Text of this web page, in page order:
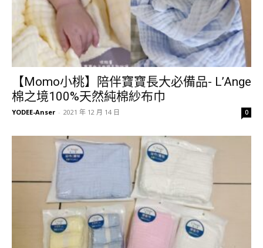
【Momo小桃】陪伴寶寶長大必備品- L’Ange
棉之境100%天然純棉紗布巾
YODEE-Anser - 2021 年 12 月 14 日 0